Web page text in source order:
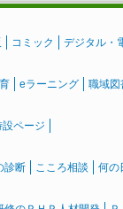
コミック デジタル・
eラーニング 職域図
設ページ
診断 こころ相談 何の